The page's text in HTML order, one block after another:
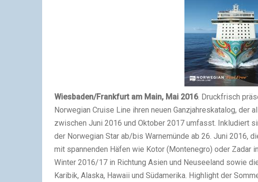
Wiesbaden/Frankfurt am Main, Mai 2016. Druckfrisch
Norwegian Cruise Line ihren neuen Ganzjahreskatalog, der
zwischen Juni 2016 und Oktober 2017 umfasst. Inkludiert
der Norwegian Star ab/bis Warnemünde ab 26. Juni 2016,
mit spannenden Häfen wie Kotor (Montenegro) oder Zadar
Winter 2016/17 in Richtung Asien und Neuseeland sowie
Karibik, Alaska, Hawaii und Südamerika. Highlight der